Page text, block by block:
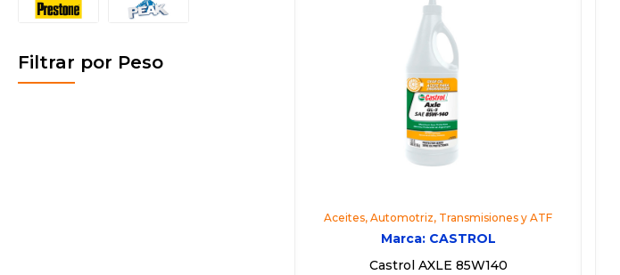
Filtrar por Peso
Aceites,Automotriz, Transmisiones y ATF
Marca: CASTROL
Castrol AXLE 85W140